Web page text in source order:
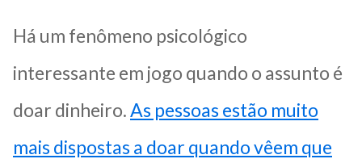
Há um fenômeno psicológico
interessante em jogo quando o assunto é
doar dinheiro.As pessoas estão muito
mais dispostas a doar quando vêem que